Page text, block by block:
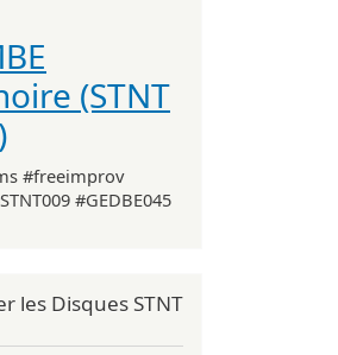
(STNT
#freeimprov
#GEDBE045
les Disques STNT